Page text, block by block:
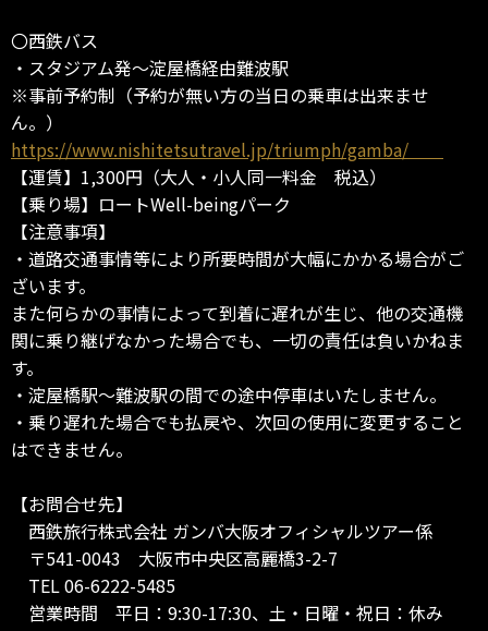
〇西鉄バス
・スタジアム発～淀屋橋経由難波駅
※事前予約制（予約が無い方の当日の乗車は出来ませ
ん。）
https://www.nishitetsutravel.jp/triumph/gamba/
【運賃】1,300円（大人・小人同一料金 税込）
【乗り場】ロートWell-beingパーク
【注意事項】
・道路交通事情等により所要時間が大幅にかかる場合がご
ざいます。
また何らかの事情によって到着に遅れが生じ、他の交通機
関に乗り継げなかった場合でも、一切の責任は負いかねま
す。
・淀屋橋駅～難波駅の間での途中停車はいたしません。
・乗り遅れた場合でも払戻や、次回の使用に変更すること
はできません。
【お問合せ先】
西鉄旅行株式会社 ガンバ大阪オフィシャルツアー係
〒541-0043 大阪市中央区高麗橋3-2-7
TEL 06-6222-5485
営業時間 平日：9:30-17:30、土・日曜・祝日：休み